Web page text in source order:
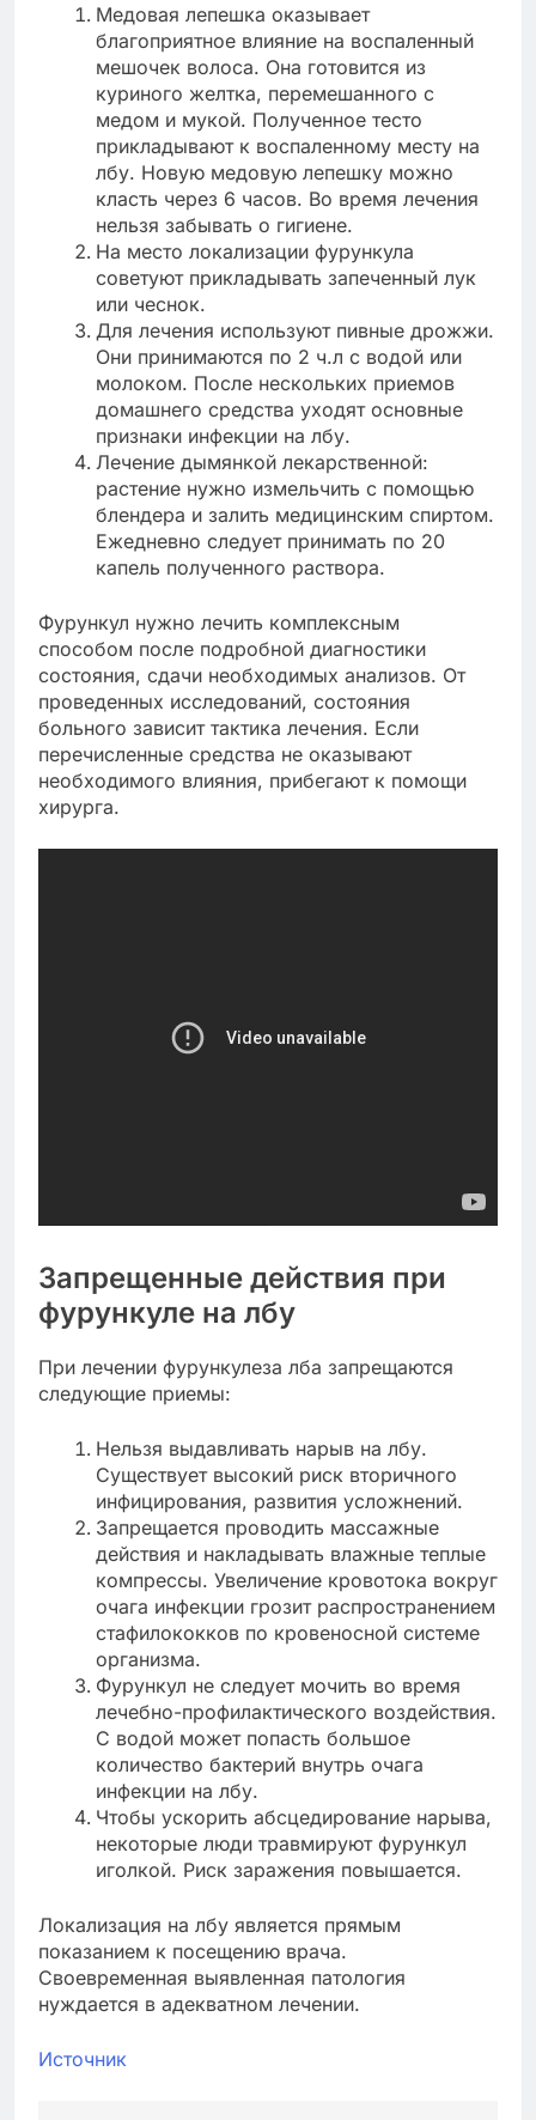
Медовая лепешка оказывает
благоприятное влияние на воспаленный
мешочек волоса. Она готовится из
куриного желтка, перемешанного с
медом и мукой. Полученное тесто
прикладывают к воспаленному месту на
лбу. Новую медовую лепешку можно
класть через 6 часов. Во время лечения
нельзя забывать о гигиене.
На место локализации фурункула
советуют прикладывать запеченный лук
или чеснок.
Для лечения используют пивные дрожжи.
Они принимаются по 2 ч.л с водой или
молоком. После нескольких приемов
домашнего средства уходят основные
признаки инфекции на лбу.
Лечение дымянкой лекарственной:
растение нужно измельчить с помощью
блендера и залить медицинским спиртом.
Ежедневно следует принимать по 20
капель полученного раствора.
Фурункул нужно лечить комплексным
способом после подробной диагностики
состояния, сдачи необходимых анализов. От
проведенных исследований, состояния
больного зависит тактика лечения. Если
перечисленные средства не оказывают
необходимого влияния, прибегают к помощи
хирурга.
Запрещенные действия при
фурункуле на лбу
При лечении фурункулеза лба запрещаются
следующие приемы:
Нельзя выдавливать нарыв на лбу.
Существует высокий риск вторичного
инфицирования, развития усложнений.
Запрещается проводить массажные
действия и накладывать влажные теплые
компрессы. Увеличение кровотока вокруг
очага инфекции грозит распространением
стафилококков по кровеносной системе
организма.
Фурункул не следует мочить во время
лечебно-профилактического воздействия.
С водой может попасть большое
количество бактерий внутрь очага
инфекции на лбу.
Чтобы ускорить абсцедирование нарыва,
некоторые люди травмируют фурункул
иголкой. Риск заражения повышается.
Локализация на лбу является прямым
показанием к посещению врача.
Своевременная выявленная патология
нуждается в адекватном лечении.
Источник